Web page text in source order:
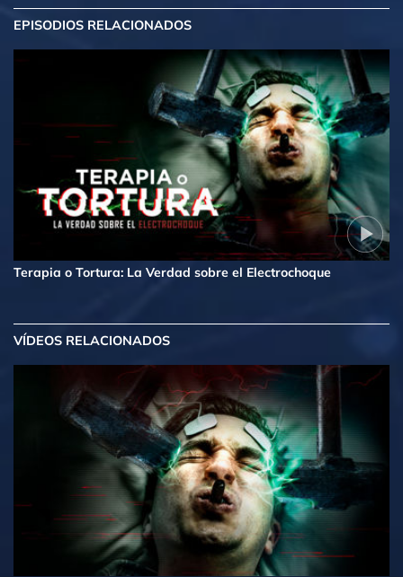
EPISODIOS RELACIONADOS
Terapia o Tortura: La Verdad sobre el Electrochoque
VÍDEOS RELACIONADOS